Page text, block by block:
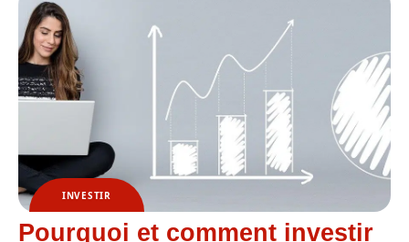
INVESTIR
Pourquoi et comment investir